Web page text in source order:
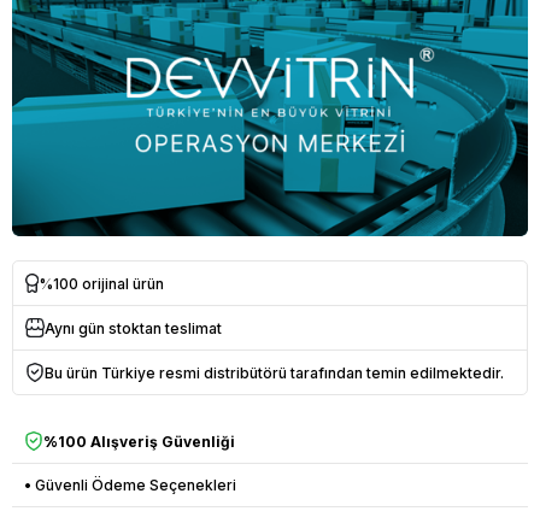
%100 orijinal ürün
Aynı gün stoktan teslimat
Bu ürün Türkiye resmi distribütörü tarafından temin edilmektedir.
%100 Alışveriş Güvenliği
• Güvenli Ödeme Seçenekleri